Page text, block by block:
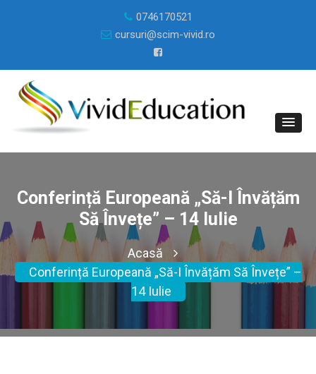
0746170521
cursuri@scim-vivid.ro
Conferință Europeană „Să-I Învățăm
Să Învețe” – 14 Iulie
Acasă
Conferință Europeană „Să-I Învățăm Să Învețe” –
14 Iulie